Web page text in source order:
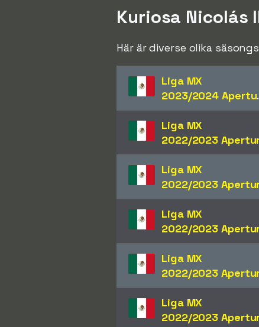
Kuriosa Nicolás
Här är diverse olika
Liga MX
2023/2024 Apertura
Liga MX
2022/2023
Liga MX
2022/2023
Liga MX
2022/2023
Liga MX
2022/2023
Liga MX
2022/2023